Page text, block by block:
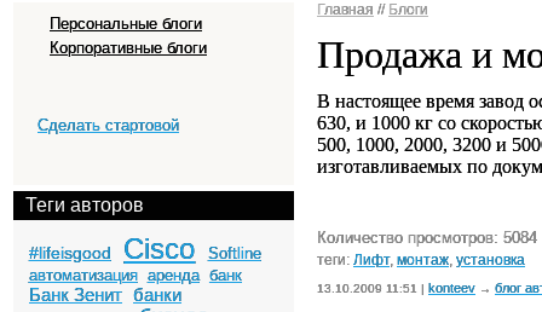
Персональные блоги
Корпоративные блоги
Сделать стартовой
Теги авторов
#lifeisgood Cisco
Softline
автоматизация аренда банк
Банк Зенит банки
Главная // Блоги
Продажа и
В настоящее время завод
630, и 1000 кг со
500, 1000, 2000, 3200 и
изготавливаемых по
Количество просмотров: 5084
теги: Лифт, монтаж установка
13.10.2009 11:51 | konteev → блог